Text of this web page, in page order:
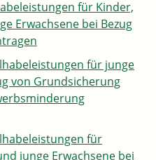
für Kinder,
Erwachsene bei Bezug
für junge
von Grundsicherung
für
junge Erwachsene bei